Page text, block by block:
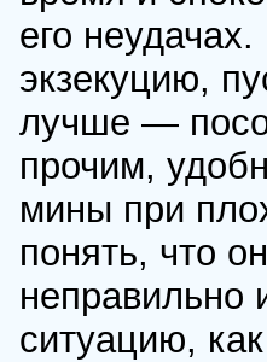
его
экзекуцию,
лучше —
прочим,
мины при
понять, что
неправильно
ситуацию,